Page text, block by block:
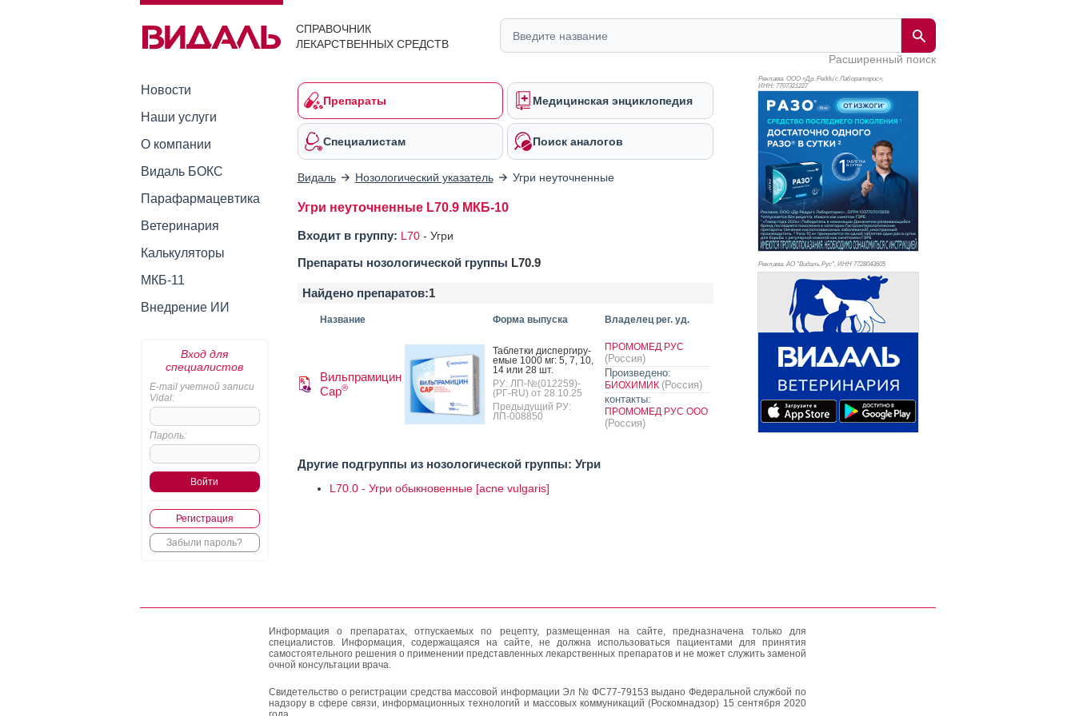
СПРАВОЧНИК
ЛЕКАРСТВЕННЫХ СРЕДСТВ
Расширенный поиск
Новости
Наши услуги
О компании
Видаль БОКС
Парафармацевтика
Ветеринария
Калькуляторы
МКБ-11
Внедрение ИИ
Вход для
специалистов
E-mail учетной записи
Vidal:
Пароль:
Регистрация
Забыли пароль?
Препараты Медицинская энциклопедия
Специалистам Поиск аналогов
Видаль Нозологический указатель Угри неуточненные
Угри неуточненные L70.9 МКБ-10
Входит в группу: L70- Угри
Препараты нозологической группы L70.9
Найдено препаратов:1
Название Форма выпуска Владелец рег. уд.
Вильпрамицин
Cap®
Таб­летки дис­перги­ру­
емые 1000 мг: 5, 7, 10,
14 или 28 шт.
РУ: ЛП-№(012259)-
(РГ-RU) от 28.10.25
Предыдущий РУ:
ЛП-008850
ПРОМОМЕД РУС
(Россия)
Произведено:
БИОХИМИК (Россия)
контакты:
ПРОМОМЕД РУС ООО
(Россия)
Другие подгруппы из нозологической группы: Угри
L70.0 - Угри обыкновенные [acne vulgaris]
Реклама. ООО «Др. Редди’с Лабораторис»,
ИНН: 7707321227
Реклама. АО "Видаль Рус", ИНН 7728043605
Информация о препаратах, отпускаемых по рецепту, размещенная на сайте, предназначена только для
специалистов. Информация, содержащаяся на сайте, не должна использоваться пациентами для принятия
самостоятельного решения о применении представленных лекарственных препаратов и не может служить заменой
очной консультации врача.
Свидетельство о регистрации средства массовой информации Эл № ФС77-79153 выдано Федеральной службой по
надзору в сфере связи, информационных технологий и массовых коммуникаций (Роскомнадзор) 15 сентября 2020